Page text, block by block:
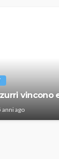
vincono
anni ago